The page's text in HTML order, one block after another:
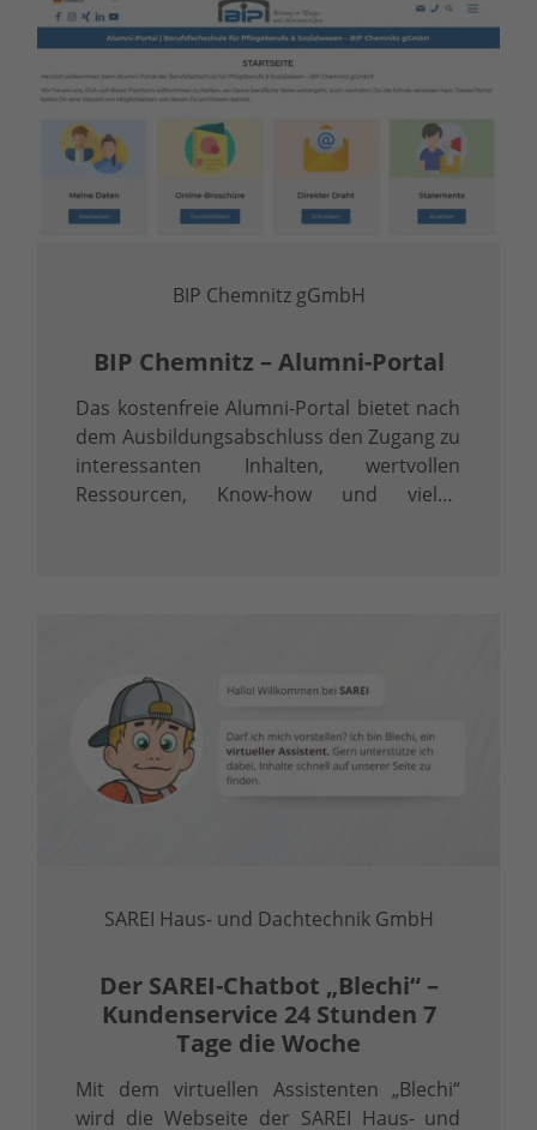
BIP Chemnitz gGmbH
BIP Chemnitz – Alumni-Portal
Das kostenfreie Alumni-Portal bietet nach
dem Ausbildungsabschluss den Zugang zu
interessanten Inhalten, wertvollen
Ressourcen, Know-how und vielen
SAREI Haus- und Dachtechnik GmbH
Der SAREI-Chatbot „Blechi“ –
Kundenservice 24 Stunden 7
Tage die Woche
Mit dem virtuellen Assistenten „Blechi“
wird die Webseite der SAREI Haus- und